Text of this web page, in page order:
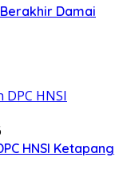
Damai
HNSI Ketapang